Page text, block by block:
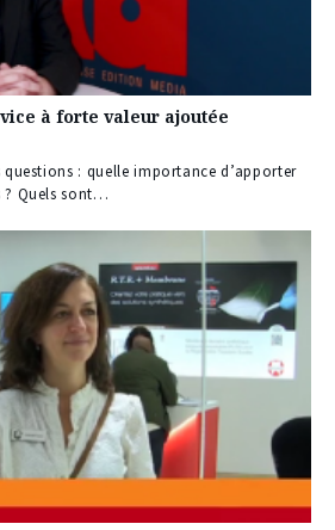
à forte valeur ajoutée
: quelle importance d’apporter
? Quels sont…